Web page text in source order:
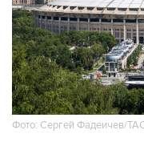
Фото: Сергей Фадеичев/